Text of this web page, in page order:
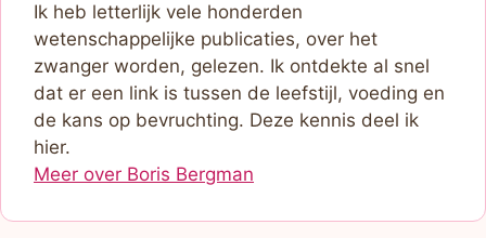
Ik heb letterlijk vele honderden
wetenschappelijke publicaties, over het
zwanger worden, gelezen. Ik ontdekte al snel
dat er een link is tussen de leefstijl, voeding en
de kans op bevruchting. Deze kennis deel ik
hier.
Meer over Boris Bergman